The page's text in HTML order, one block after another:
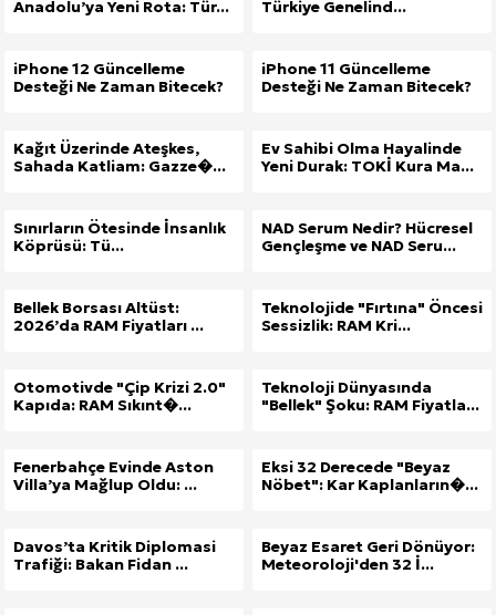
Anadolu’ya Yeni Rota: Tür...
Türkiye Genelind...
iPhone 12 Güncelleme
Desteği Ne Zaman Bitecek?
iPhone 11 Güncelleme
Desteği Ne Zaman Bitecek?
Kağıt Üzerinde Ateşkes,
Sahada Katliam: Gazze�...
Ev Sahibi Olma Hayalinde
Yeni Durak: TOKİ Kura Ma...
Sınırların Ötesinde İnsanlık
Köprüsü: Tü...
NAD Serum Nedir? Hücresel
Gençleşme ve NAD Seru...
Bellek Borsası Altüst:
2026’da RAM Fiyatları ...
Teknolojide "Fırtına" Öncesi
Sessizlik: RAM Kri...
Otomotivde "Çip Krizi 2.0"
Kapıda: RAM Sıkınt�...
Teknoloji Dünyasında
"Bellek" Şoku: RAM Fiyatla...
Fenerbahçe Evinde Aston
Villa’ya Mağlup Oldu: ...
Eksi 32 Derecede "Beyaz
Nöbet": Kar Kaplanların�...
Davos’ta Kritik Diplomasi
Trafiği: Bakan Fidan ...
Beyaz Esaret Geri Dönüyor:
Meteoroloji'den 32 İ...